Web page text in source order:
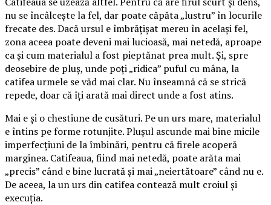
nu se încâlcește la fel, dar poate căpăta „lustru” în locurile
frecate des. Dacă ursul e îmbrățișat mereu în același fel,
zona aceea poate deveni mai lucioasă, mai netedă, aproape
ca și cum materialul a fost pieptănat prea mult. Și, spre
deosebire de pluș, unde poți „ridica” puful cu mâna, la
catifea urmele se văd mai clar. Nu înseamnă că se strică
repede, doar că îți arată mai direct unde a fost atins.
Mai e și o chestiune de cusături. Pe un urs mare, materialul
e întins pe forme rotunjite. Plușul ascunde mai bine micile
imperfecțiuni de la îmbinări, pentru că firele acoperă
marginea. Catifeaua, fiind mai netedă, poate arăta mai
„precis” când e bine lucrată și mai „neiertătoare” când nu e.
De aceea, la un urs din catifea contează mult croiul și
execuția.